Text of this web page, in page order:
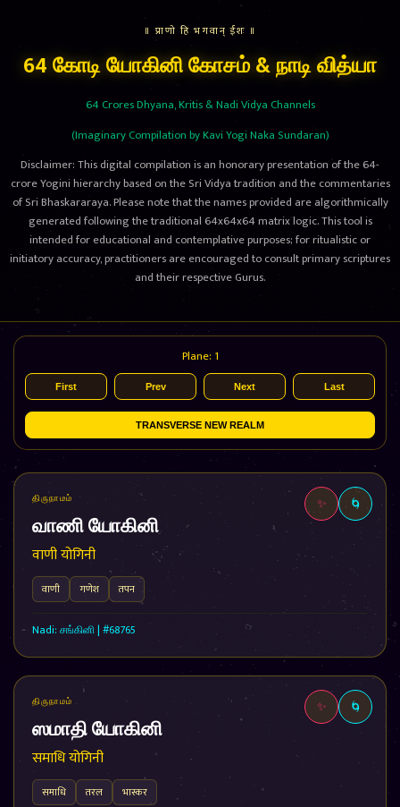
॥ प्राणो हि भगवान् ईशः ॥
64 கோடி யோகினி கோசம் & நாடி வித்யா
64 Crores Dhyana, Kritis & Nadi Vidya Channels
(Imaginary Compilation by Kavi Yogi Naka Sundaran)
Disclaimer: This digital compilation is an honorary presentation of the 64-
crore Yogini hierarchy based on the Sri Vidya tradition and the commentaries
of Sri Bhaskararaya. Please note that the names provided are algorithmically
generated following the traditional 64x64x64 matrix logic. This tool is
intended for educational and contemplative purposes; for ritualistic or
initiatory accuracy, practitioners are encouraged to consult primary scriptures
and their respective Gurus.
Plane: 1
First Prev Next Last
TRANSVERSE NEW REALM
✨ 🌀
திருநாமம்
வாணி யோகினி
वाणी योगिनी
वाणी गणेश तपन
Nadi: சங்கினி | #68765
✨ 🌀
திருநாமம்
ஸமாதி யோகினி
समाधि योगिनी
समाधि तरल भास्कर